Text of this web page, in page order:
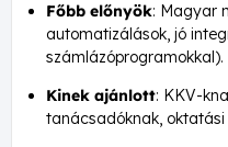
Főbb előnyök: Magyar
automatizálások, jó
számlázóprogramokkal).
Kinek ajánlott: KKV-
tanácsadóknak, oktatási